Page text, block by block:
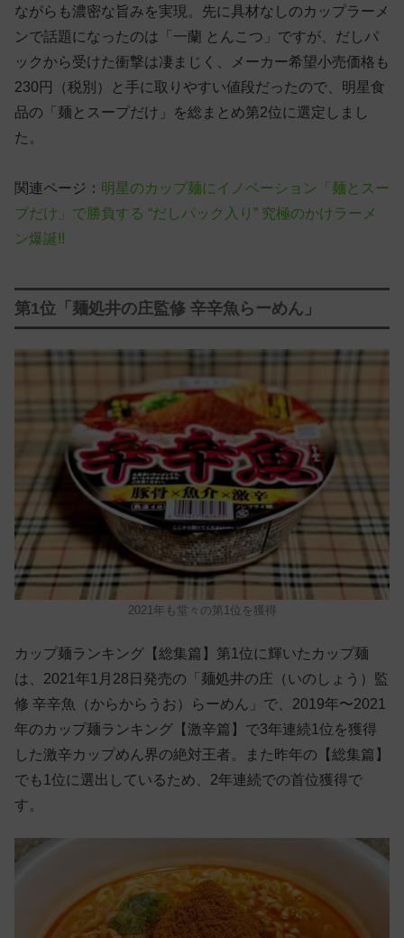
ながらも濃密な旨みを実現。先に具材なしのカップラーメ
ンで話題になったのは「一蘭 とんこつ」ですが、だしパ
ックから受けた衝撃は凄まじく、メーカー希望小売価格も
230円（税別）と手に取りやすい値段だったので、明星食
品の「麺とスープだけ」を総まとめ第2位に選定しまし
た。
関連ページ： 明星のカップ麺にイノベーション「麺とスー
プだけ」で勝負する “だしパック入り” 究極のかけラーメ
ン爆誕!!
第1位「麺処井の庄監修 辛辛魚らーめん」
2021年も堂々の第1位を獲得
カップ麺ランキング【総集篇】第1位に輝いたカップ麺
は、2021年1月28日発売の「麺処井の庄（いのしょう）監
修 辛辛魚（からからうお）らーめん」で、2019年〜2021
年のカップ麺ランキング【激辛篇】で3年連続1位を獲得
した激辛カップめん界の絶対王者。また昨年の【総集篇】
でも1位に選出しているため、2年連続での首位獲得で
す。